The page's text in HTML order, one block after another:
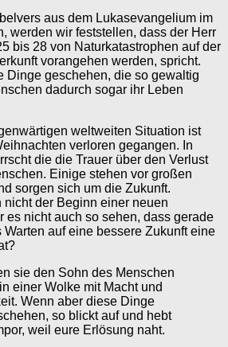
aus dem Lukasevangelium im
werden wir feststellen, dass der Herr
bis 28 von Naturkatastrophen auf der
vorangehen werden, spricht.
Dinge geschehen, die so gewaltig
dadurch sogar ihr Leben
weltweiten Situation ist
verloren gegangen. In
die die Trauer über den Verlust
Einige stehen vor großen
sorgen sich um die Zukunft.
nicht der Beginn einer neuen
es nicht auch so sehen, dass gerade
Warten auf eine bessere Zukunft eine
sie den Sohn des Menschen
einer Wolke mit Macht und
Wenn aber diese Dinge
so blickt auf und hebt
weil eure Erlösung naht.